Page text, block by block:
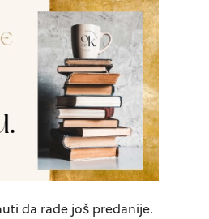
da rade još predanije.